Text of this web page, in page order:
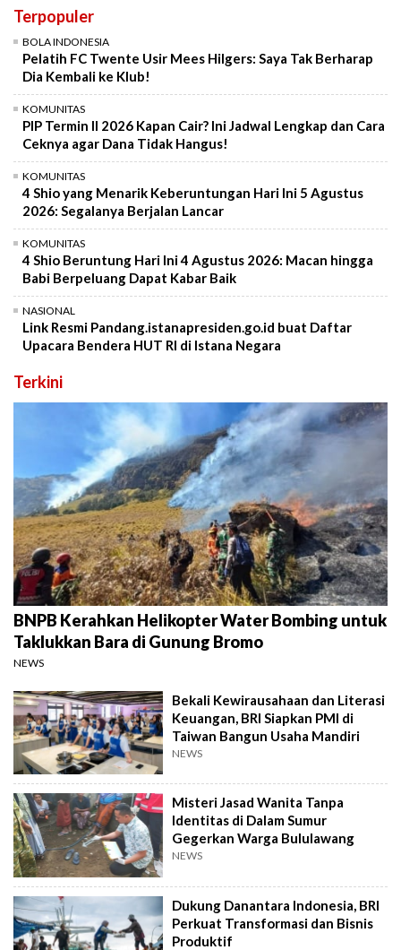
Terpopuler
BOLA INDONESIA
Pelatih FC Twente Usir Mees Hilgers: Saya Tak Berharap
Dia Kembali ke Klub!
KOMUNITAS
PIP Termin II 2026 Kapan Cair? Ini Jadwal Lengkap dan Cara
Ceknya agar Dana Tidak Hangus!
KOMUNITAS
4 Shio yang Menarik Keberuntungan Hari Ini 5 Agustus
2026: Segalanya Berjalan Lancar
KOMUNITAS
4 Shio Beruntung Hari Ini 4 Agustus 2026: Macan hingga
Babi Berpeluang Dapat Kabar Baik
NASIONAL
Link Resmi Pandang.istanapresiden.go.id buat Daftar
Upacara Bendera HUT RI di Istana Negara
Terkini
BNPB Kerahkan Helikopter Water Bombing untuk
Taklukkan Bara di Gunung Bromo
NEWS
Bekali Kewirausahaan dan Literasi
Keuangan, BRI Siapkan PMI di
Taiwan Bangun Usaha Mandiri
NEWS
Misteri Jasad Wanita Tanpa
Identitas di Dalam Sumur
Gegerkan Warga Bululawang
NEWS
Dukung Danantara Indonesia, BRI
Perkuat Transformasi dan Bisnis
Produktif